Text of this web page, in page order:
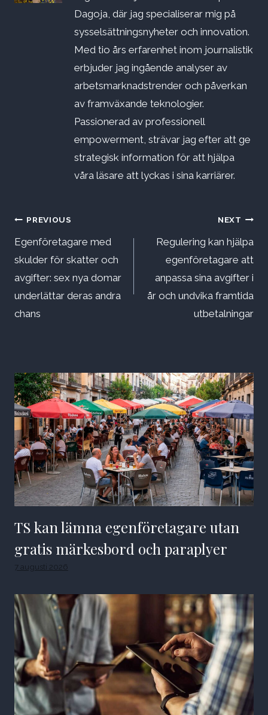
Dagoja, där jag specialiserar mig på
sysselsättningsnyheter och innovation.
Med tio års erfarenhet inom journalistik
erbjuder jag ingående analyser av
arbetsmarknadstrender och påverkan
av framväxande teknologier.
Passionerad av professionell
empowerment, strävar jag efter att ge
strategisk information för att hjälpa
våra läsare att lyckas i sina karriärer.
Inläggsnavigering
PREVIOUS
Egenföretagare med
skulder för skatter och
avgifter: sex nya domar
underlättar deras andra
chans
NEXT
Regulering kan hjälpa
egenföretagare att
anpassa sina avgifter i
år och undvika framtida
utbetalningar
TS kan lämna egenföretagare utan
gratis märkesbord och paraplyer
7 augusti 2026